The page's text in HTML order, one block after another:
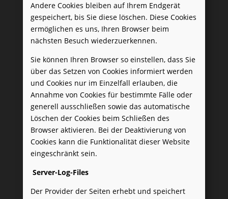
Andere Cookies bleiben auf Ihrem Endgerät
gespeichert, bis Sie diese löschen. Diese Cookies
ermöglichen es uns, Ihren Browser beim
nächsten Besuch wiederzuerkennen.
Sie können Ihren Browser so einstellen, dass Sie
über das Setzen von Cookies informiert werden
und Cookies nur im Einzelfall erlauben, die
Annahme von Cookies für bestimmte Fälle oder
generell ausschließen sowie das automatische
Löschen der Cookies beim Schließen des
Browser aktivieren. Bei der Deaktivierung von
Cookies kann die Funktionalität dieser Website
eingeschränkt sein.
Server-Log-Files
Der Provider der Seiten erhebt und speichert